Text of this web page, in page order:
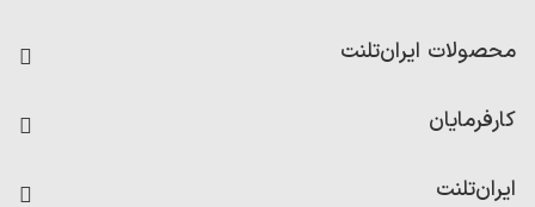
رزومه ساز
امتیاز شرکت‌ها
محصولات ایران‌تلنت
کاردیکس
کارفرمایان
ایران‌تلنت